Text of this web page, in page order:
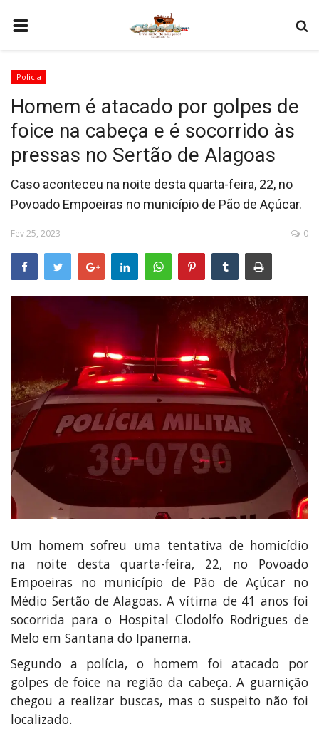
COMO SER PARCEIRO
PROGRAMAÇÃO
QUEM SOMOS
Policia
Homem é atacado por golpes de
foice na cabeça e é socorrido às
pressas no Sertão de Alagoas
Caso aconteceu na noite desta quarta-feira, 22, no
Povoado Empoeiras no município de Pão de Açúcar.
Fev 25, 2023 0
Um homem sofreu uma tentativa de homicídio
na noite desta quarta-feira, 22, no Povoado
Empoeiras no município de Pão de Açúcar no
Médio Sertão de Alagoas. A vítima de 41 anos foi
socorrida para o Hospital Clodolfo Rodrigues de
Melo em Santana do Ipanema.
Segundo a polícia, o homem foi atacado por
golpes de foice na região da cabeça. A guarnição
chegou a realizar buscas, mas o suspeito não foi
localizado.